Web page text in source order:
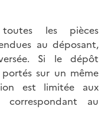
les pièces
au déposant,
Si le dépôt
sur un même
est limitée aux
au